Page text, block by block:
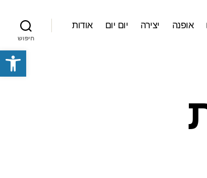
פתח סרגל נגישות
אופנה יצירה יום יום אודות
חיפוש